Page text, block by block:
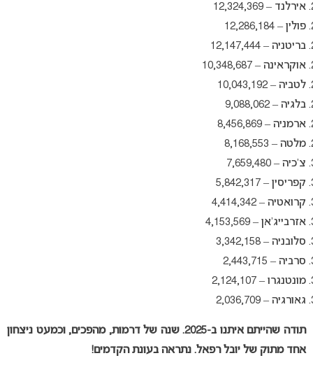
אירלנד – 12,324,369
פולין – 12,286,184
בריטניה – 12,147,444
אוקראינה – 10,348,687
לטביה – 10,043,192
בלגיה – 9,088,062
ארמניה – 8,456,869
מלטה – 8,168,553
צ’כיה – 7,659,480
קפריסין – 5,842,317
קרואטיה – 4,414,342
אזרבייג’אן – 4,153,569
סלובניה – 3,342,158
סרביה – 2,443,715
מונטנגרו – 2,124,107
גאורגיה – 2,036,709
תודה שהייתם איתנו ב-2025. שנה של דרמות, מהפכים, וכמעט ניצחון
אחד מתוק של יובל רפאל. נתראה בעונת הקדמים!